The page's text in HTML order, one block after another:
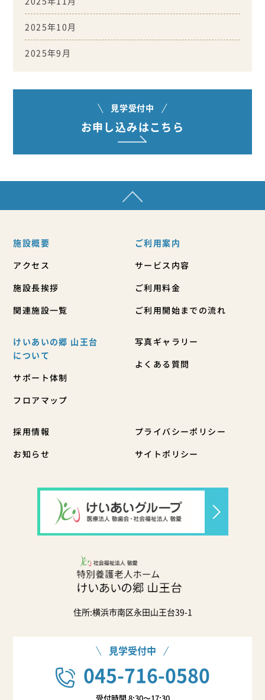
2025年10月
2025年9月
見学受付中
お申し込みはこちら
施設概要
アクセス
施設長挨拶
関連施設一覧
ご利用案内
サービス内容
ご利用料金
ご利用開始までの流れ
けいあいの郷 山王台
について
サポート体制
フロアマップ
写真ギャラリー
よくある質問
採用情報
お知らせ
プライバシーポリシー
サイトポリシー
住所:横浜市南区永田山王台39-1
見学受付中
045-716-0580